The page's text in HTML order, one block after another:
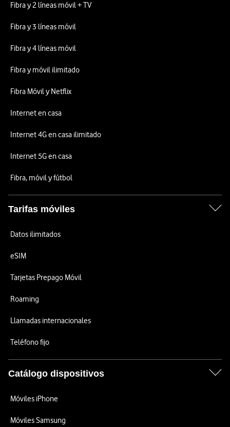
Fibra y 2 líneas móvil + TV
Fibra y 3 líneas móvil
Fibra y 4 líneas móvil
Fibra y móvil ilimitado
Fibra Móvil y Netflix
Internet en casa
Internet 4G en casa ilimitado
Internet 5G en casa
Fibra, móvil y fútbol
Tarifas móviles
Datos ilimitados
eSIM
Tarjetas Prepago Móvil
Roaming
Llamadas internacionales
Teléfono fijo
Catálogo dispositivos
Móviles iPhone
Móviles Samsung